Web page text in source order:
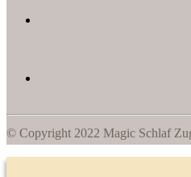
© Copyright 2022 Magic Schlaf